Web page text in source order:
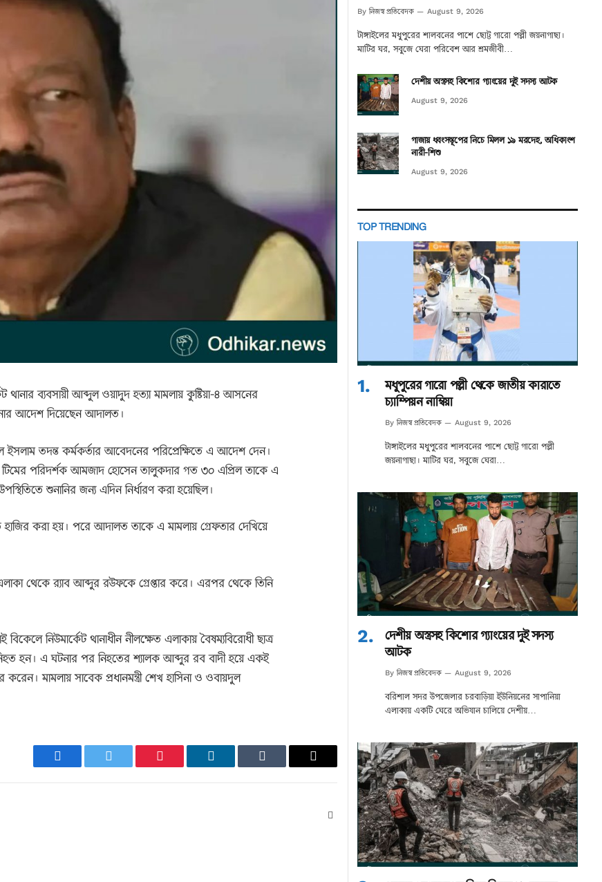
থানার ব্যবসায়ী আব্দুল ওয়াদুদ হত্যা মামলায় কুষ্টিয়া-৪ আসনের
আদেশ দিয়েছেন আদালত।
ইসলাম তদন্ত কর্মকর্তার আবেদনের পরিপ্রেক্ষিতে এ আদেশ দেন।
টিমের পরিদর্শক আমজাদ হোসেন তালুকদার গত ৩০ এপ্রিল তাকে এ
শুনানির জন্য এদিন নির্ধারণ করা হয়েছিল।
করা হয়। পরে আদালত তাকে এ মামলায় গ্রেফতার দেখিয়ে
থেকে র‌্যাব আব্দুর রউফকে গ্রেপ্তার করে। এরপর থেকে তিনি
নিউমার্কেট থানাধীন নীলক্ষেত এলাকায় বৈষম্যবিরোধী ছাত্র
হন। এ ঘটনার পর নিহতের শ্যালক আব্দুর রব বাদী হয়ে একই
মামলায় সাবেক প্রধানমন্ত্রী শেখ হাসিনা ও ওবায়দুল
FacebookTwitter PinterestLinkedIn Tumblr Email
Website
By নিজস্ব প্রতিবেদক August 9, 2026
টাঙ্গাইলের মধুপুরের শালবনের পাশে ছোট্ট গারো পল্লী জয়নাগাছা।
মাটির ঘর, সবুজে ঘেরা পরিবেশ আর শ্রমজীবী…
দেশীয় অস্ত্রসহ কিশোর গ্যাংয়ের দুই সদস্য আটক
August 9, 2026
গাজায় ধ্বংসস্তূপের নিচে মিলল ১৯ মরদেহ, অধিকাংশ
নারী-শিশু
August 9, 2026
TOP TRENDING
মধুপুরের গারো পল্লী থেকে জাতীয় কারাতে
চ্যাম্পিয়ন নাম্বিয়া
By নিজস্ব প্রতিবেদক August 9, 2026
টাঙ্গাইলের মধুপুরের শালবনের পাশে ছোট্ট গারো পল্লী
জয়নাগাছা। মাটির ঘর, সবুজে ঘেরা…
দেশীয় অস্ত্রসহ কিশোর গ্যাংয়ের দুই সদস্য
আটক
By নিজস্ব প্রতিবেদক August 9, 2026
বরিশাল সদর উপজেলার চরবাড়িয়া ইউনিয়নের সাপানিয়া
এলাকায় একটি ঘেরে অভিযান চালিয়ে দেশীয়…